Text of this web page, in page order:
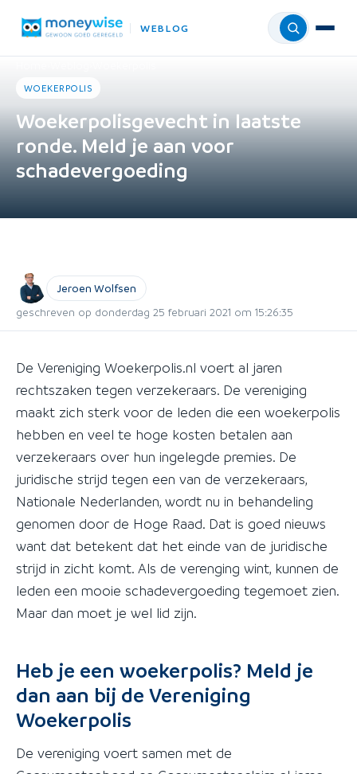
WEBLOG Menu
WOEKERPOLIS
Woekerpolisgevecht in laatste
ronde. Meld je aan voor
schadevergoeding
Jeroen Wolfsen
geschreven op donderdag 25 februari 2021 om 15:26:35
De Vereniging Woekerpolis.nl voert al jaren
rechtszaken tegen verzekeraars. De vereniging
maakt zich sterk voor de leden die een woekerpolis
hebben en veel te hoge kosten betalen aan
verzekeraars over hun ingelegde premies. De
juridische strijd tegen een van de verzekeraars,
Nationale Nederlanden, wordt nu in behandeling
genomen door de Hoge Raad. Dat is goed nieuws
want dat betekent dat het einde van de juridische
strijd in zicht komt. Als de verenging wint, kunnen de
leden een mooie schadevergoeding tegemoet zien.
Maar dan moet je wel lid zijn.
Heb je een woekerpolis? Meld je
dan aan bij de Vereniging
Woekerpolis
De vereniging voert samen met de